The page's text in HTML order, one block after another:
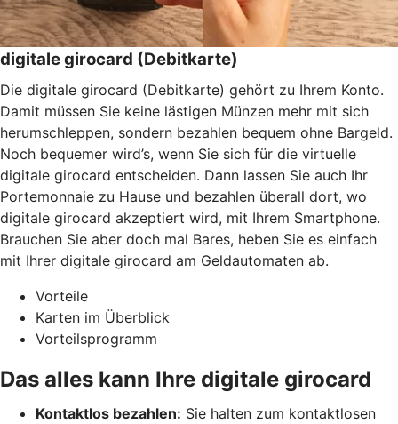
digitale girocard (Debitkarte)
Die digitale girocard (Debitkarte) gehört zu Ihrem Konto.
Damit müssen Sie keine lästigen Münzen mehr mit sich
herumschleppen, sondern bezahlen bequem ohne Bargeld.
Noch bequemer wird’s, wenn Sie sich für die virtuelle
digitale girocard entscheiden. Dann lassen Sie auch Ihr
Portemonnaie zu Hause und bezahlen überall dort, wo
digitale girocard akzeptiert wird, mit Ihrem Smartphone.
Brauchen Sie aber doch mal Bares, heben Sie es einfach
mit Ihrer digitale girocard am Geldautomaten ab.
Vorteile
Karten im Überblick
Vorteilsprogramm
Das alles kann Ihre digitale girocard
Kontaktlos bezahlen: Sie halten zum kontaktlosen